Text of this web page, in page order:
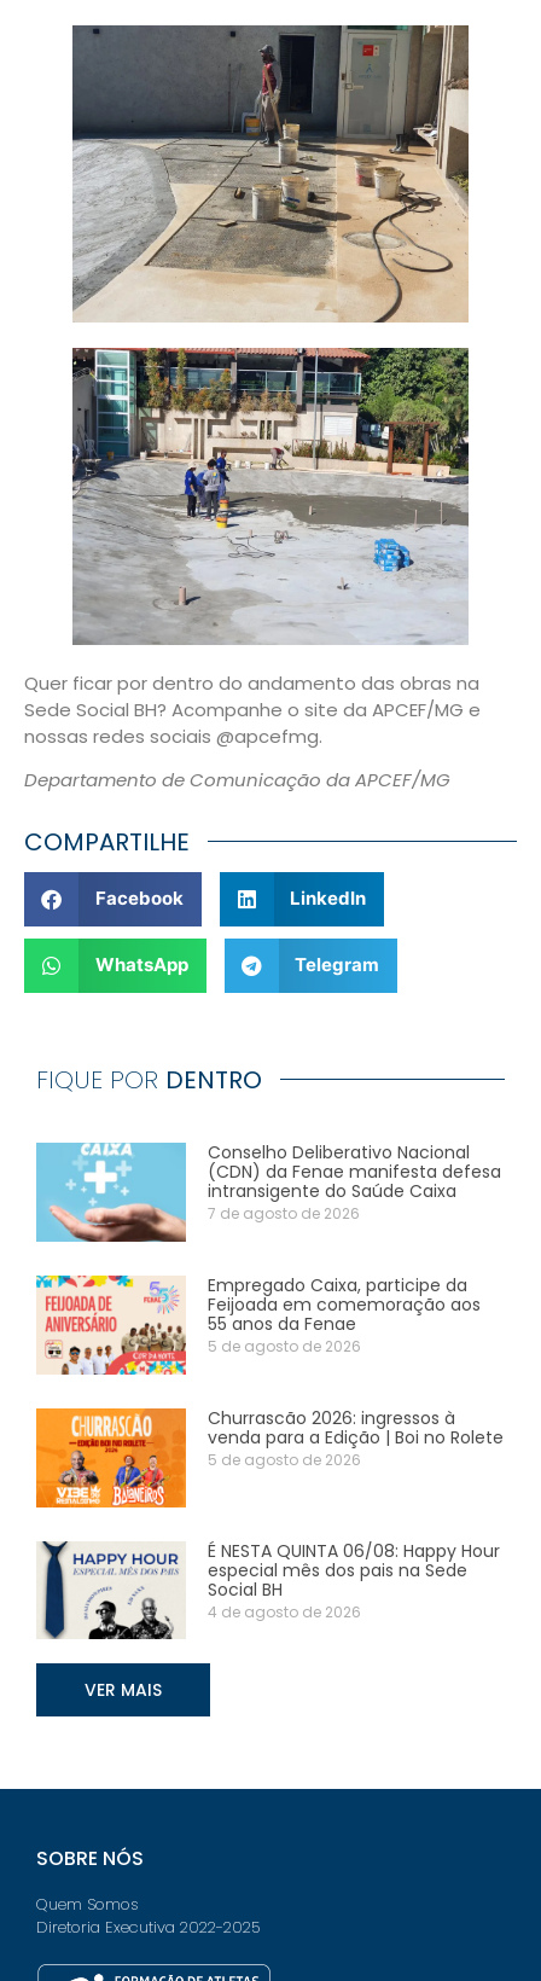
Quer ficar por dentro do andamento das obras na
Sede Social BH? Acompanhe o site da APCEF/MG e
nossas redes sociais @apcefmg.
Departamento de Comunicação da APCEF/MG
COMPARTILHE
Facebook LinkedIn
WhatsApp Telegram
FIQUE POR DENTRO
Conselho Deliberativo Nacional
(CDN) da Fenae manifesta defesa
intransigente do Saúde Caixa
7 de agosto de 2026
Empregado Caixa, participe da
Feijoada em comemoração aos
55 anos da Fenae
5 de agosto de 2026
Churrascão 2026: ingressos à
venda para a Edição | Boi no Rolete
5 de agosto de 2026
É NESTA QUINTA 06/08: Happy Hour
especial mês dos pais na Sede
Social BH
4 de agosto de 2026
VER MAIS
SOBRE NÓS
Quem Somos
Diretoria Executiva 2022-2025